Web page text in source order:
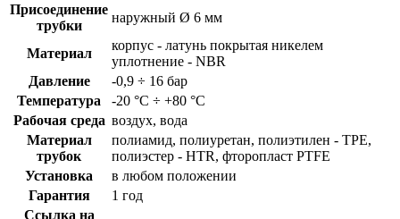
Присоединение
трубки
наружный Ø 6 мм
Материал
корпус - латунь покрытая никелем
уплотнение - NBR
Давление
-0,9 ÷ 16 бар
Температура
-20 °C ÷ +80 °C
Рабочая среда воздух, вода
Материал
трубок
полиамид, полиуретан, полиэтилен - TPE,
полиэстер - HTR, фторопласт PTFE
Установка
в любом положении
Гарантия
1 год
Ссылка на